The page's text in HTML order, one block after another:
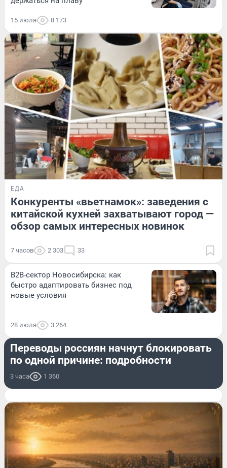
15 июля 8 173
ЕДА
Конкуренты «вьетнамок»: заведения с
китайской кухней захватывают город —
обзор самых интересных новинок
7 часов 2 303 33
B2B-сектор Новосибирска: как
быстро адаптировать бизнес под
новые условия
28 июля 3 264
ЭКОНОМИКА
Переводы россиян начнут блокировать
по одной причине: подробности
3 часа 1 360